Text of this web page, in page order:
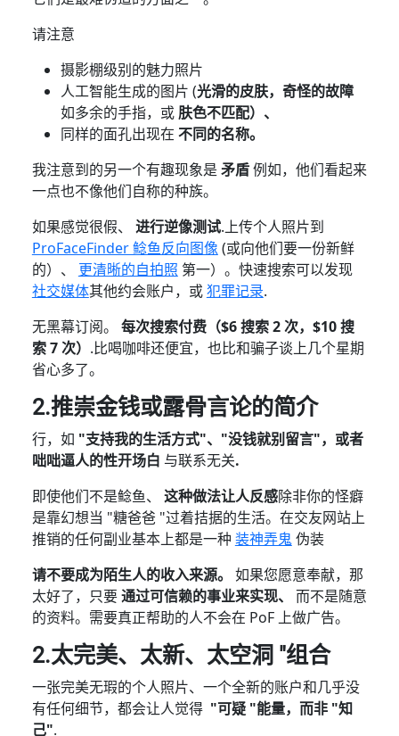
请注意
摄影棚级别的魅力照片
人工智能生成的图片 (光滑的皮肤，奇怪的故障
如多余的手指，或 肤色不匹配）、
同样的面孔出现在 不同的名称。
我注意到的另一个有趣现象是 矛盾例如，他们看起来
一点也不像他们自称的种族。
如果感觉很假、 进行逆像测试.上传个人照片到
ProFaceFinder 鲶鱼反向图像 (或向他们要一份新鲜
的）、 更清晰的自拍照 第一）。快速搜索可以发现
社交媒体其他约会账户，或犯罪记录.
无黑幕订阅。 每次搜索付费（$6 搜索 2 次，$10 搜
索 7 次） .比喝咖啡还便宜，也比和骗子谈上几个星期
省心多了。
2.推崇金钱或露骨言论的简介
行，如 "支持我的生活方式"、"没钱就别留言"，或者
咄咄逼人的性开场白 与联系无关.
即使他们不是鲶鱼、 这种做法让人反感除非你的怪癖
是靠幻想当 "糖爸爸 "过着拮据的生活。在交友网站上
推销的任何副业基本上都是一种 装神弄鬼伪装
请不要成为陌生人的收入来源。 如果您愿意奉献，那
太好了，只要通过可信赖的事业来实现、 而不是随意
的资料。需要真正帮助的人不会在 PoF 上做广告。
2.太完美、太新、太空洞 "组合
一张完美无瑕的个人照片、一个全新的账户和几乎没
有任何细节，都会让人觉得 "可疑 "能量，而非 "知
己".